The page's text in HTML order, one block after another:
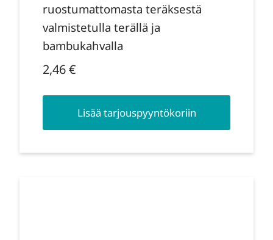
ruostumattomasta teräksestä
valmistetulla terällä ja
bambukahvalla
2,46€
Lisää tarjouspyyntökoriin